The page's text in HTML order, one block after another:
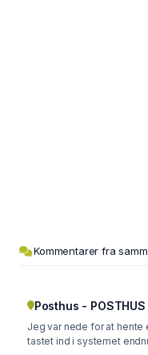
Kommentarer fra
Posthus - POSTHUS
Jeg var nede for at hente
tastet ind i systemet